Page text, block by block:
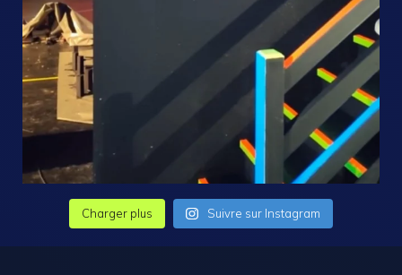
Charger plus Suivre sur Instagram